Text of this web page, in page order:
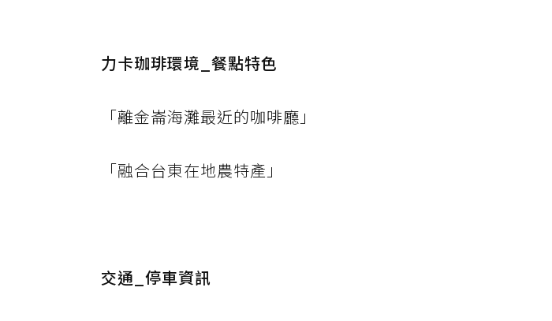
力卡珈琲環境_餐點特色
「離金崙海灘最近的咖啡廳」
「融合台東在地農特產」
交通_停車資訊